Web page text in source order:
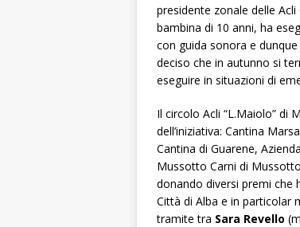
presidente zonale delle Acli
bambina di 10 anni, ha
con guida sonora e
deciso che in autunno si
eseguire in situazioni di
Il circolo Acli “L.Maiolo” di
dell’iniziativa: Cantina
Cantina di Guarene,
Mussotto Carni di
donando diversi premi che
Città di Alba e in particolar
tramite tra Sara Revello